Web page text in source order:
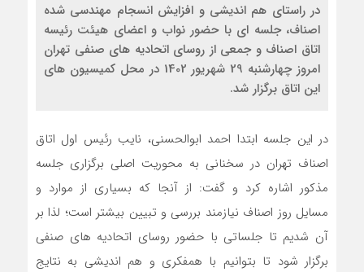
در راستای هم اندیشی و افزایش انسجام مهندسی شده
اصناف، جلسه ای با حضور نواب و اعضای هیئت رئیسه
اتاق اصناف و جمعی از روسای اتحادیه های صنفی تهران
امروز چهارشنبه 29 شهریور 1402 در محل کمیسیون های
این اتاق برگزار شد.
در این جلسه ابتدا احمد ابوالحسنی، نایب رئیس اول اتاق
اصناف تهران در سخنانی به محوریت اصلی برگزاری جلسه
مذکور اشاره کرد و گفت: از آنجا که بسیاری از موارد و
مسایل روز اصناف نیازمند بررسی و تبیین بیشتر است؛ لذا بر
آن شدیم تا جلساتی با حضور روسای اتحادیه های صنفی
برگزار شود تا بتوانیم با همفکری و هم اندیشی به نتایج